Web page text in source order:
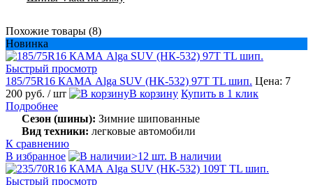
Похожие товары (8)
Новинка
Быстрый просмотр
185/75R16 КАМА Alga SUV (НК-532) 97T TL шип. Цена: 7
200 руб. / шт В корзину Купить в 1 клик
Подробнее
Сезон (шины): Зимние шипованные
Вид техники: легковые автомобили
К сравнению
В избранное
>12 шт. В наличии
Быстрый просмотр